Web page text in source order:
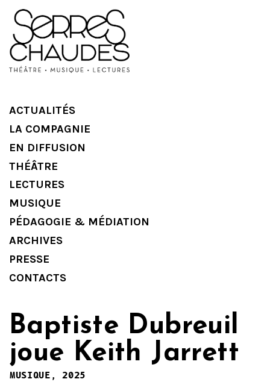
ACTUALITÉS
LA COMPAGNIE
EN DIFFUSION
THÉÂTRE
LECTURES
MUSIQUE
PÉDAGOGIE & MÉDIATION
ARCHIVES
PRESSE
CONTACTS
Baptiste Dubreuil
joue Keith Jarrett
MUSIQUE, 2025